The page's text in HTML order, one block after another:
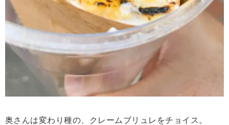
奥さんは変わり種の、クレームブリュレをチョイス。